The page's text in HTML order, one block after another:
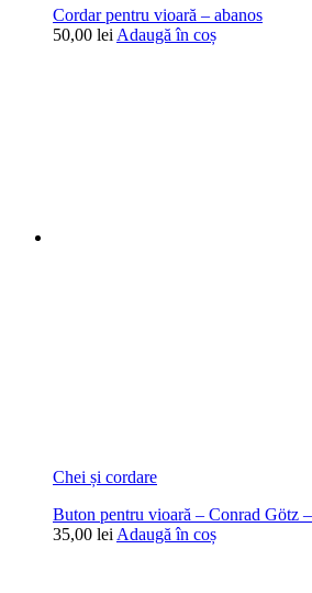
Cordar pentru vioară – abanos
50,00 lei Adaugă în coș
Chei și cordare
Buton pentru vioară – Conrad Götz
35,00 lei Adaugă în coș